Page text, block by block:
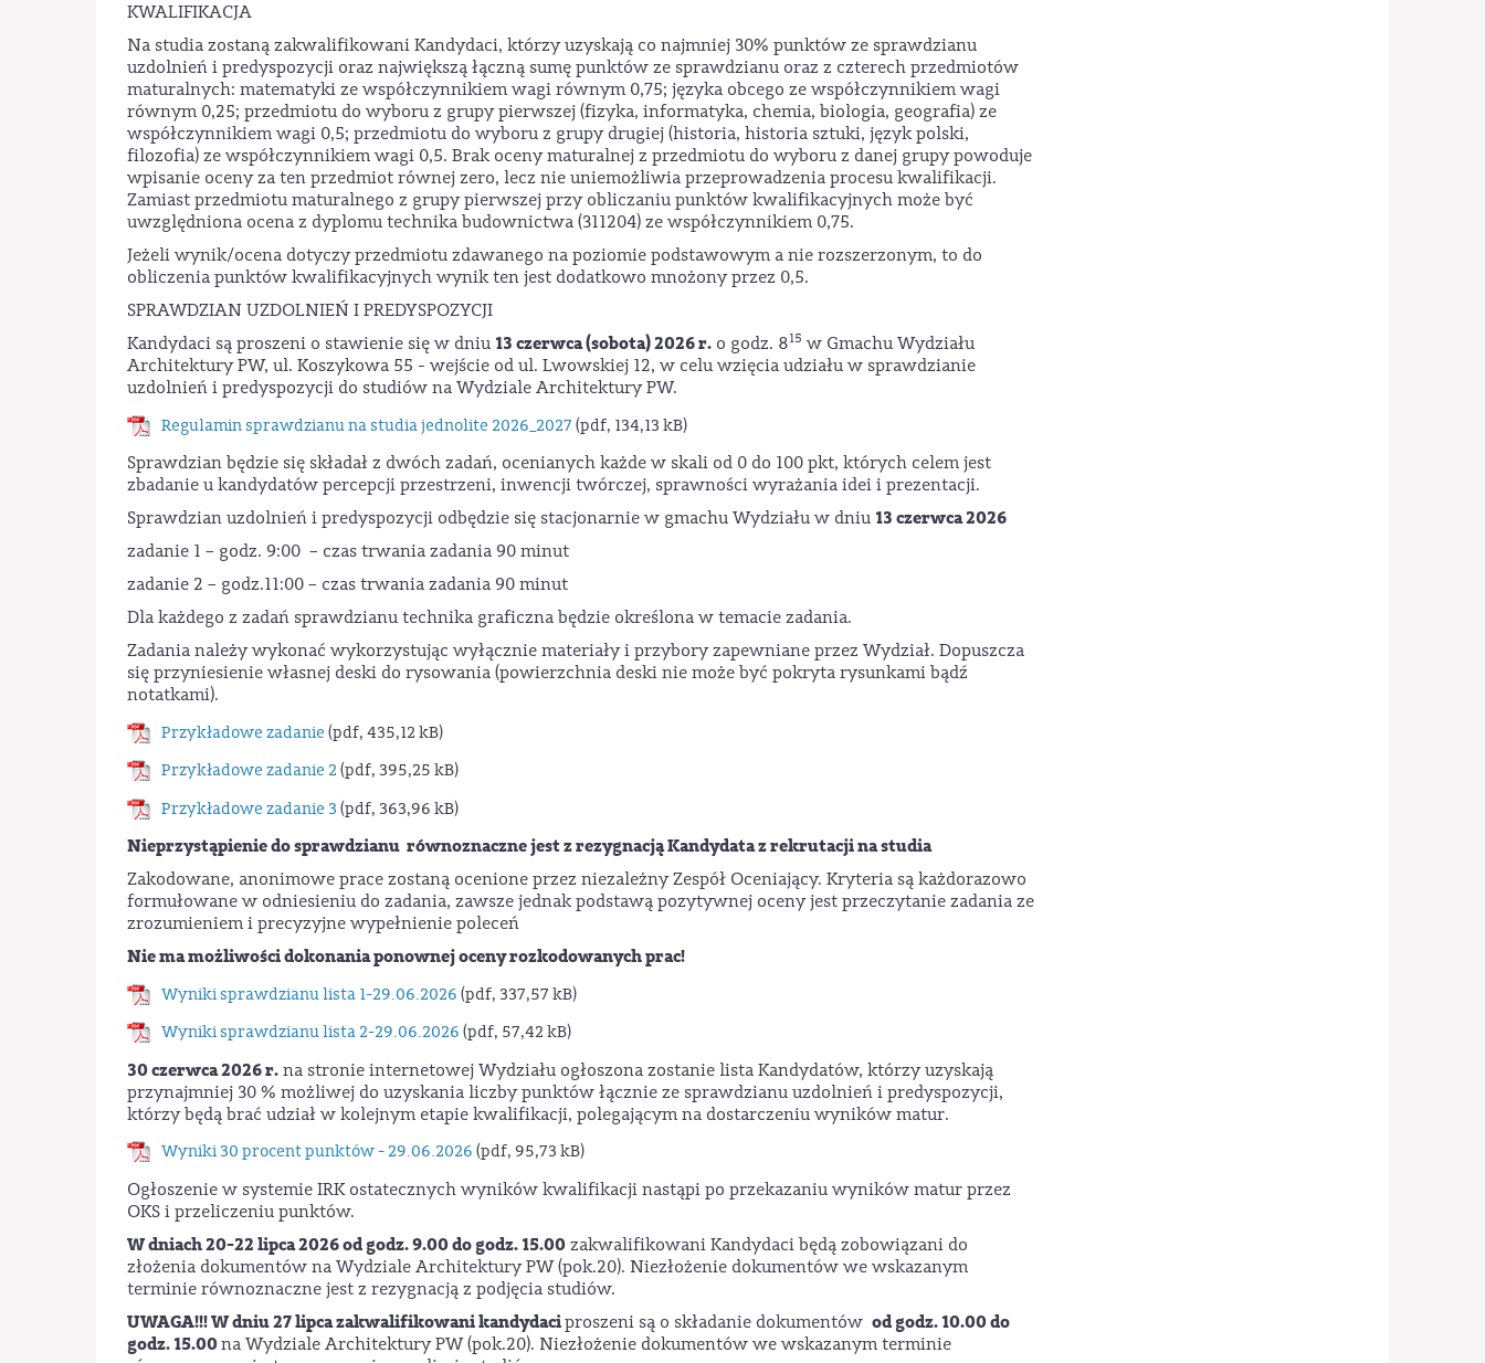
KWALIFIKACJA
Na studia zostaną zakwalifikowani Kandydaci, którzy uzyskają co najmniej 30% punktów ze sprawdzianu
uzdolnień i predyspozycji oraz największą łączną sumę punktów ze sprawdzianu oraz z czterech przedmiotów
maturalnych: matematyki ze współczynnikiem wagi równym 0,75; języka obcego ze współczynnikiem wagi
równym 0,25; przedmiotu do wyboru z grupy pierwszej (fizyka, informatyka, chemia, biologia, geografia) ze
współczynnikiem wagi 0,5; przedmiotu do wyboru z grupy drugiej (historia, historia sztuki, język polski,
filozofia) ze współczynnikiem wagi 0,5. Brak oceny maturalnej z przedmiotu do wyboru z danej grupy powoduje
wpisanie oceny za ten przedmiot równej zero, lecz nie uniemożliwia przeprowadzenia procesu kwalifikacji.
Zamiast przedmiotu maturalnego z grupy pierwszej przy obliczaniu punktów kwalifikacyjnych może być
uwzględniona ocena z dyplomu technika budownictwa (311204) ze współczynnikiem 0,75.
Jeżeli wynik/ocena dotyczy przedmiotu zdawanego na poziomie podstawowym a nie rozszerzonym, to do
obliczenia punktów kwalifikacyjnych wynik ten jest dodatkowo mnożony przez 0,5.
SPRAWDZIAN UZDOLNIEŃ I PREDYSPOZYCJI
Kandydaci są proszeni o stawienie się w dniu 13 czerwca (sobota) 2026 r. o godz. 815 w Gmachu Wydziału
Architektury PW, ul. Koszykowa 55 - wejście od ul. Lwowskiej 12, w celu wzięcia udziału w sprawdzianie
uzdolnień i predyspozycji do studiów na Wydziale Architektury PW.
Regulamin sprawdzianu na studia jednolite 2026_2027 (pdf, 134,13 kB)
Sprawdzian będzie się składał z dwóch zadań, ocenianych każde w skali od 0 do 100 pkt, których celem jest
zbadanie u kandydatów percepcji przestrzeni, inwencji twórczej, sprawności wyrażania idei i prezentacji.
Sprawdzian uzdolnień i predyspozycji odbędzie się stacjonarnie w gmachu Wydziału w dniu 13 czerwca 2026
zadanie 1 – godz. 9:00 – czas trwania zadania 90 minut
zadanie 2 – godz.11:00 – czas trwania zadania 90 minut
Dla każdego z zadań sprawdzianu technika graficzna będzie określona w temacie zadania.
Zadania należy wykonać wykorzystując wyłącznie materiały i przybory zapewniane przez Wydział. Dopuszcza
się przyniesienie własnej deski do rysowania (powierzchnia deski nie może być pokryta rysunkami bądź
notatkami).
Przykładowe zadanie (pdf, 435,12 kB)
Przykładowe zadanie 2 (pdf, 395,25 kB)
Przykładowe zadanie 3 (pdf, 363,96 kB)
Nieprzystąpienie do sprawdzianu równoznaczne jest z rezygnacją Kandydata z rekrutacji na studia
Zakodowane, anonimowe prace zostaną ocenione przez niezależny Zespół Oceniający. Kryteria są każdorazowo
formułowane w odniesieniu do zadania, zawsze jednak podstawą pozytywnej oceny jest przeczytanie zadania ze
zrozumieniem i precyzyjne wypełnienie poleceń
Nie ma możliwości dokonania ponownej oceny rozkodowanych prac!
Wyniki sprawdzianu lista 1-29.06.2026 (pdf, 337,57 kB)
Wyniki sprawdzianu lista 2-29.06.2026 (pdf, 57,42 kB)
30 czerwca 2026 r. na stronie internetowej Wydziału ogłoszona zostanie lista Kandydatów, którzy uzyskają
przynajmniej 30 % możliwej do uzyskania liczby punktów łącznie ze sprawdzianu uzdolnień i predyspozycji,
którzy będą brać udział w kolejnym etapie kwalifikacji, polegającym na dostarczeniu wyników matur.
Wyniki 30 procent punktów - 29.06.2026 (pdf, 95,73 kB)
Ogłoszenie w systemie IRK ostatecznych wyników kwalifikacji nastąpi po przekazaniu wyników matur przez
OKS i przeliczeniu punktów.
W dniach 20-22 lipca 2026 od godz. 9.00 do godz. 15.00 zakwalifikowani Kandydaci będą zobowiązani do
złożenia dokumentów na Wydziale Architektury PW (pok.20). Niezłożenie dokumentów we wskazanym
terminie równoznaczne jest z rezygnacją z podjęcia studiów.
UWAGA!!! W dniu 27 lipcazakwalifikowani kandydaciproszeni są o składanie dokumentów od godz. 10.00 do
godz. 15.00na Wydziale Architektury PW (pok.20). Niezłożenie dokumentów we wskazanym terminie